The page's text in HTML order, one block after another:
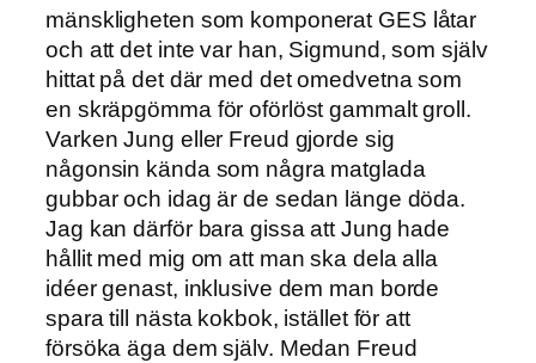
mänskligheten som komponerat GES låtar
och att det inte var han, Sigmund, som själv
hittat på det där med det omedvetna som
en skräpgömma för oförlöst gammalt groll.
Varken Jung eller Freud gjorde sig
någonsin kända som några matglada
gubbar och idag är de sedan länge döda.
Jag kan därför bara gissa att Jung hade
hållit med mig om att man ska dela alla
idéer genast, inklusive dem man borde
spara till nästa kokbok, istället för att
försöka äga dem själv. Medan Freud